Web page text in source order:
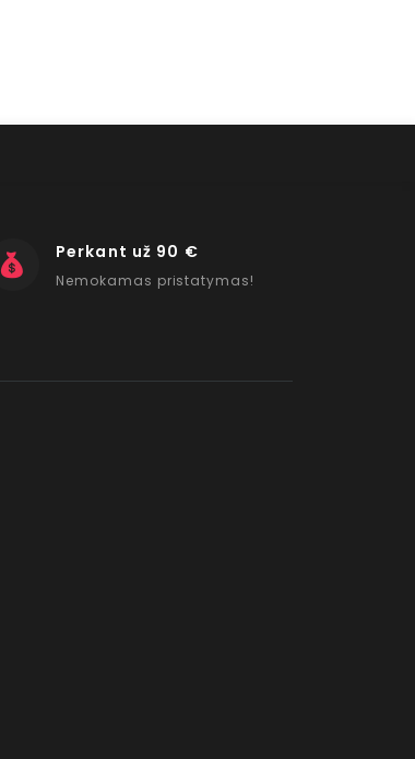
Perkant už 90 €
Nemokamas pristatymas!